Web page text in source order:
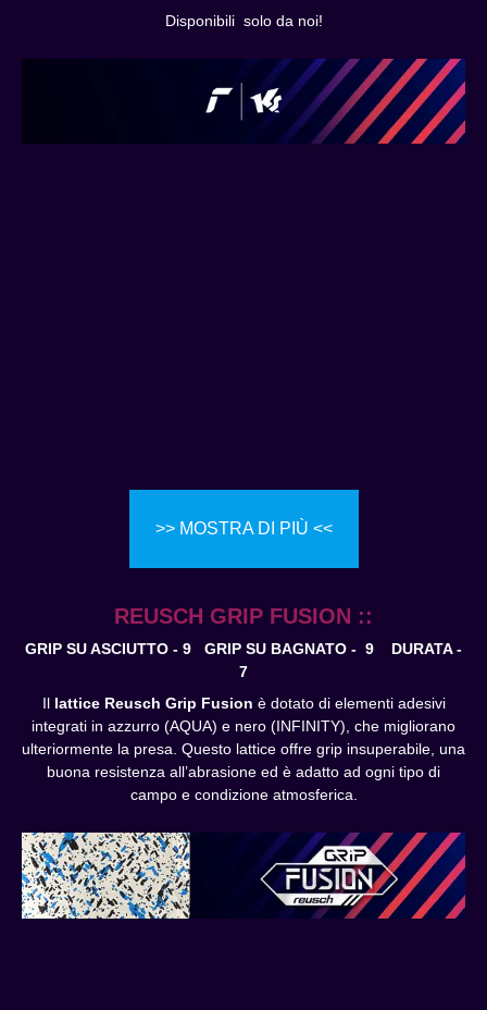
Disponibili solo da noi!
>> MOSTRA DI PIÙ <<
REUSCH GRIP FUSION ::
GRIP SU ASCIUTTO - 9 GRIP SU BAGNATO - 9
DURATA -
7
Il lattice Reusch Grip Fusion è dotato di elementi adesivi
integrati in azzurro (AQUA) e nero (INFINITY), che migliorano
ulteriormente la presa. Questo lattice offre grip insuperabile, una
buona resistenza all’abrasione ed è adatto ad ogni tipo di
campo e condizione atmosferica.